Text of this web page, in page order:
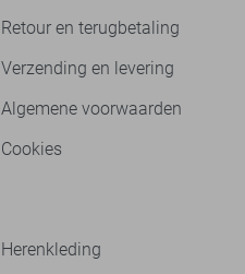
Retour en terugbetaling
Verzending en levering
Algemene voorwaarden
Cookies
Herenkleding